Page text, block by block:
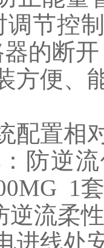
调节控
的断
方便、
配置相
：防逆
1套
逆流柔
进线处